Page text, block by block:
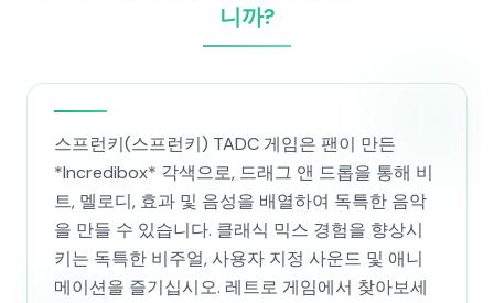
니까?
스프런키(스프런키) TADC 게임은 팬이 만든
*Incredibox* 각색으로, 드래그 앤 드롭을 통해 비
트, 멜로디, 효과 및 음성을 배열하여 독특한 음악
을 만들 수 있습니다. 클래식 믹스 경험을 향상시
키는 독특한 비주얼, 사용자 지정 사운드 및 애니
메이션을 즐기십시오. 레트로 게임에서 찾아보세